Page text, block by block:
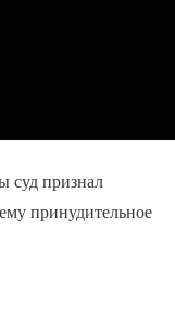
суд признал
принудительное